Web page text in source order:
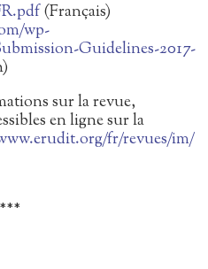
(Français)
wp-
Guidelines-2017-
sur la revue,
en ligne sur la
fr/revues/im/
***